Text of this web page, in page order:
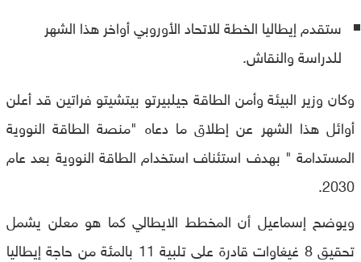
ستقدم إيطاليا الخطة للاتحاد الأوروبي أواخر هذا الشهر
للدراسة والنقاش.
وكان وزير البيئة وأمن الطاقة جيلبيرتو بيتشيتو فراتين قد أعلن
أوائل هذا الشهر عن إطلاق ما دعاه "منصة الطاقة النووية
المستدامة " بهدف استئناف استخدام الطاقة النووية بعد عام
2030.
ويوضح إسماعيل أن المخطط الايطالي كما هو معلن يشمل
تحقيق 8 غيغاوات قادرة على تلبية 11 بالمئة من حاجة إيطاليا